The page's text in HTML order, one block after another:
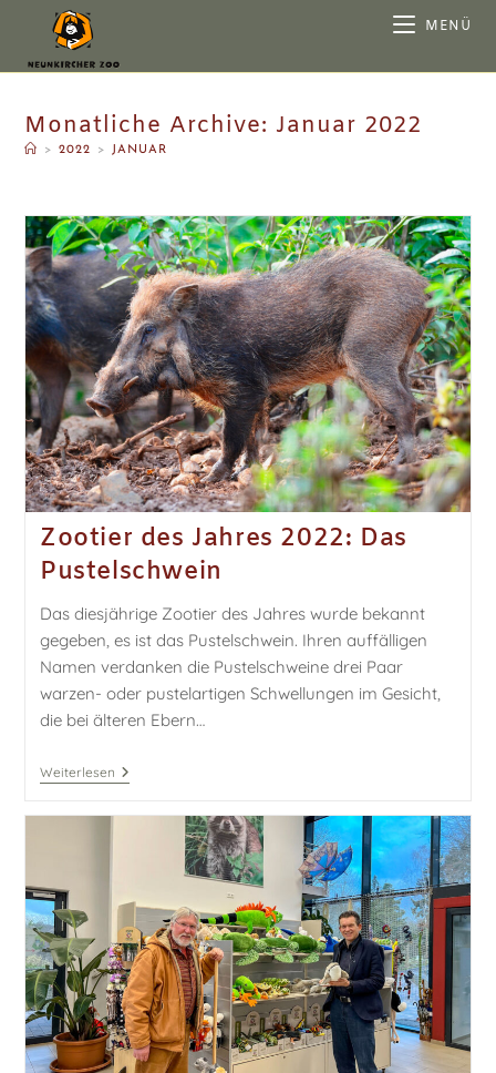
MENÜ
Monatliche Archive: Januar 2022
> 2022 > JANUAR
Zootier des Jahres 2022: Das
Pustelschwein
Das diesjährige Zootier des Jahres wurde bekannt
gegeben, es ist das Pustelschwein. Ihren auffälligen
Namen verdanken die Pustelschweine drei Paar
warzen- oder pustelartigen Schwellungen im Gesicht,
die bei älteren Ebern…
Weiterlesen